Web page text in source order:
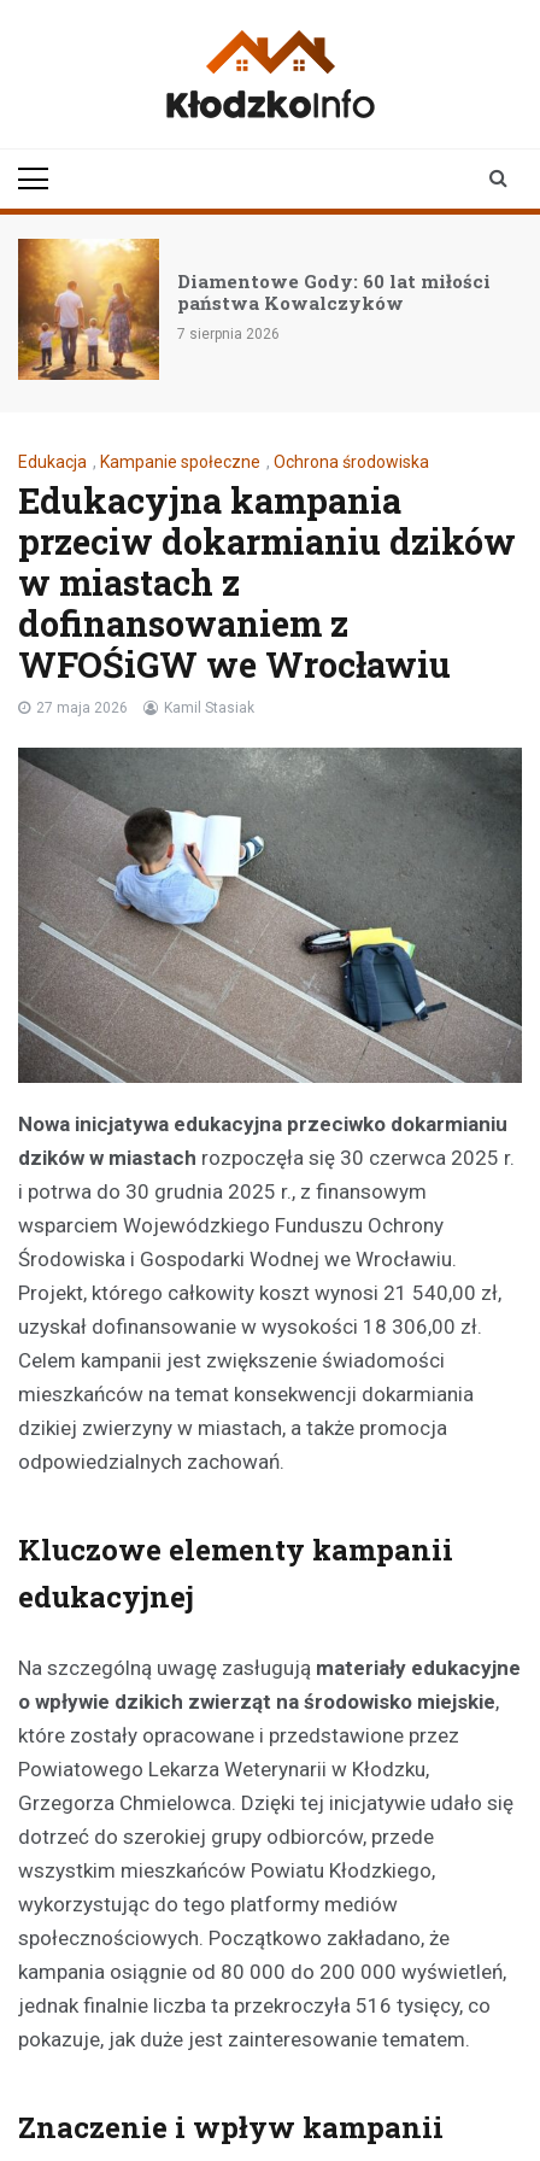
Diamentowe Gody: 60 lat miłości
państwa Kowalczyków
7 sierpnia 2026
Edukacja , Kampanie społeczne , Ochrona środowiska
Edukacyjna kampania
przeciw dokarmianiu dzików
w miastach z
dofinansowaniem z
WFOŚiGW we Wrocławiu
27 maja 2026 Kamil Stasiak
Nowa inicjatywa edukacyjna przeciwko dokarmianiu
dzików w miastach rozpoczęła się 30 czerwca 2025 r.
i potrwa do 30 grudnia 2025 r., z finansowym
wsparciem Wojewódzkiego Funduszu Ochrony
Środowiska i Gospodarki Wodnej we Wrocławiu.
Projekt, którego całkowity koszt wynosi 21 540,00 zł,
uzyskał dofinansowanie w wysokości 18 306,00 zł.
Celem kampanii jest zwiększenie świadomości
mieszkańców na temat konsekwencji dokarmiania
dzikiej zwierzyny w miastach, a także promocja
odpowiedzialnych zachowań.
Kluczowe elementy kampanii
edukacyjnej
Na szczególną uwagę zasługują materiały edukacyjne
o wpływie dzikich zwierząt na środowisko miejskie,
które zostały opracowane i przedstawione przez
Powiatowego Lekarza Weterynarii w Kłodzku,
Grzegorza Chmielowca. Dzięki tej inicjatywie udało się
dotrzeć do szerokiej grupy odbiorców, przede
wszystkim mieszkańców Powiatu Kłodzkiego,
wykorzystując do tego platformy mediów
społecznościowych. Początkowo zakładano, że
kampania osiągnie od 80 000 do 200 000 wyświetleń,
jednak finalnie liczba ta przekroczyła 516 tysięcy, co
pokazuje, jak duże jest zainteresowanie tematem.
Znaczenie i wpływ kampanii